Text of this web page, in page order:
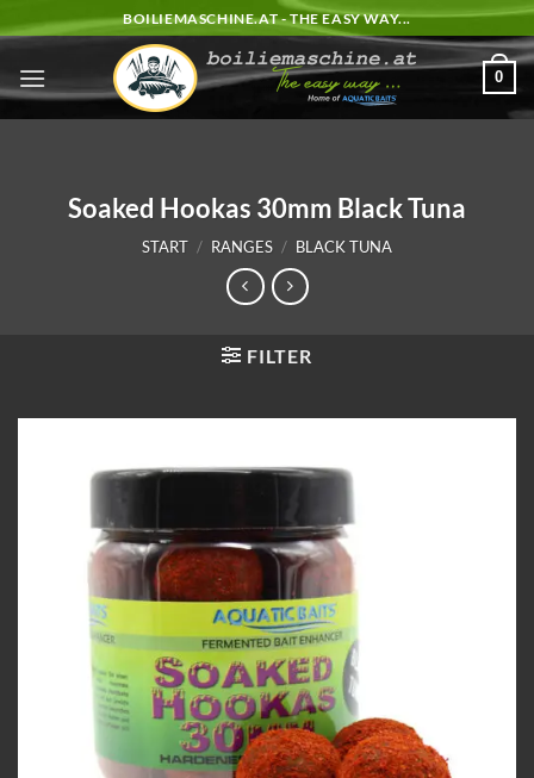
Inhalt
springen
BOILIEMASCHINE.AT - THE EASY WAY...
0
Soaked Hookas 30mm Black Tuna
START / RANGES / BLACK TUNA
FILTER